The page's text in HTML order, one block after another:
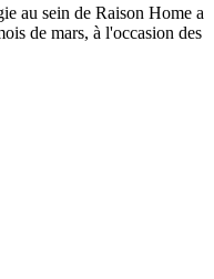
au sein de Raison Home a
de mars, à l'occasion des